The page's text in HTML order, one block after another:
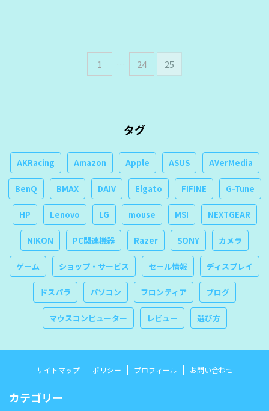
1 … 24 25
タグ
AKRacing Amazon Apple ASUS AVerMedia
BenQ BMAX DAIV Elgato FIFINE G-Tune
HP Lenovo LG mouse MSI NEXTGEAR
NIKON PC関連機器 Razer SONY カメラ
ゲーム ショップ・サービス セール情報 ディスプレイ
ドスパラ パソコン フロンティア ブログ
マウスコンピューター レビュー 選び方
サイトマップ ポリシー プロフィール お問い合わせ
カテゴリー